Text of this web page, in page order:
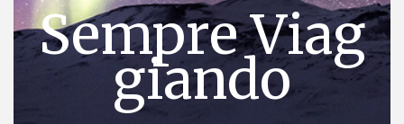
Sempre Viag
giando